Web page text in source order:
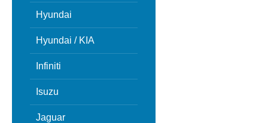
Hyundai
Hyundai / KIA
Infiniti
Isuzu
Jaguar